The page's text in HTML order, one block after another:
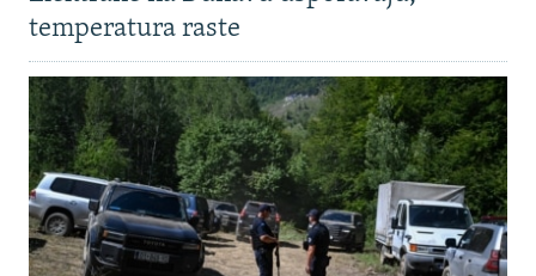
temperatura raste